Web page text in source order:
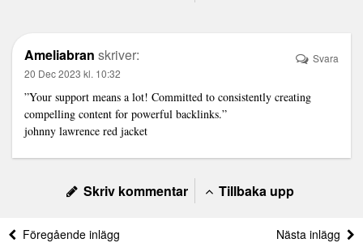
Ameliabran skriver:
20 Dec 2023 kl. 10:32
”Your support means a lot! Committed to consistently creating
compelling content for powerful backlinks.”
johnny lawrence red jacket
Svara
Skriv kommentar Tillbaka upp
Föregående inlägg Nästa inlägg